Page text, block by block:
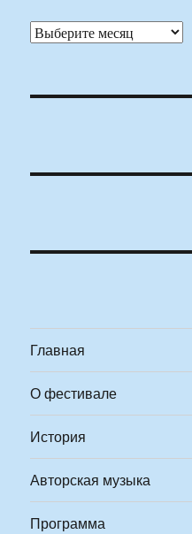
Архивы
Главная
О фестивале
История
Авторская музыка
Программа